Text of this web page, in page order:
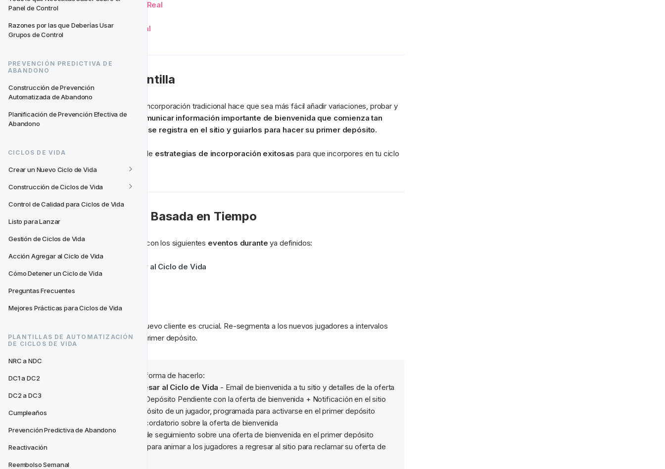
Panel de Control
Razones por las que Deberías Usar
Grupos de Control
PREVENCIÓN PREDICTIVA DE
ABANDONO
Construcción de Prevención
Automatizada de Abandono
Planificación de Prevención Efectiva de
Abandono
CICLOS DE VIDA
Crear un Nuevo Ciclo de Vida
Construcción de Ciclos de Vida
Control de Calidad para Ciclos de Vida
Listo para Lanzar
Gestión de Ciclos de Vida
Acción Agregar al Ciclo de Vida
Cómo Detener un Ciclo de Vida
Preguntas Frecuentes
Mejores Prácticas para Ciclos de Vida
PLANTILLAS DE AUTOMATIZACIÓN
DE CICLOS DE VIDA
NRC a NDC
DC1 a DC2
DC2 a DC3
Cumpleaños
Prevención Predictiva de Abandono
Reactivación
Reembolso Semanal
Registros en Datos en Tiempo Real
Pagos en Datos en Tiempo Real
Cómo Usar Esta Plantilla
Un enfoque fresco en un flujo de incorporación tradicional hace que sea más fácil añadir variaciones, probar y
mejorar. Usa esta plantilla para
comunicar información importante de bienvenida que comienza tan
pronto como un nuevo jugador se registra en el sitio y guiarlos para hacer su primer depósito.
Hemos compilado una selección de estrategias de incorporación exitosas para que incorpores en tu ciclo
⌛ Re-segmentación Basada en Tiempo
El ciclo de vida NRC a NDC viene con los siguientes eventos durante ya definidos:
Inmediatamente al Ingresar al Ciclo de Vida
1 Hora Después
1 Día Después
La primera comunicación con tu nuevo cliente es crucial. Re-segmenta a los nuevos jugadores a intervalos
regulares mientras los guías a su primer depósito.
: Aquí tienes una forma de hacerlo:
Inmediatamente al Ingresar al Ciclo de Vida - Email de bienvenida a tu sitio y detalles de la oferta
de bienvenida + Bono de Depósito Pendiente con la oferta de bienvenida + Notificación en el sitio
para felicitar el primer depósito de un jugador, programada para activarse en el primer depósito
- Email recordatorio sobre la oferta de bienvenida
4 Días Después
- Email de seguimiento sobre una oferta de bienvenida en el primer depósito
- Email para animar a los jugadores a regresar al sitio para reclamar su oferta de